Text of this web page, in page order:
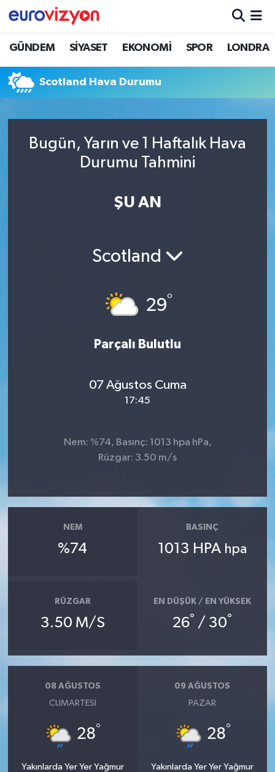
GÜNDEM SİYASET EKONOMİ SPOR LONDRA
Scotland Hava Durumu
Bugün, Yarın ve 1 Haftalık Hava
Durumu Tahmini
ŞU AN
Scotland
29°
Parçalı Bulutlu
07 Ağustos Cuma
17:45
Nem: %74, Basınç: 1013 hpa hPa,
Rüzgar: 3.50 m/s
NEM
%74
BASINÇ
1013 HPA hpa
RÜZGAR
3.50 M/S
EN DÜŞÜK / EN YÜKSEK
26° / 30°
08 AĞUSTOS
CUMARTESI
28°
Yakınlarda Yer Yer Yağmur
09 AĞUSTOS
PAZAR
28°
Yakınlarda Yer Yer Yağmur